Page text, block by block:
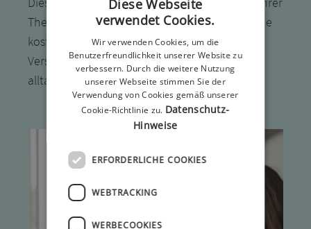
Therapie zu unterstützen und ihnen durch eine
kostengünstige und individuell abgestimmte
Versorgung, kompetente Beratung und
alltagsbegleitenden Service Hilfen zu bieten.
Diese Webseite
verwendet Cookies.
Wir verwenden Cookies, um die
Benutzerfreundlichkeit unserer Website zu
verbessern. Durch die weitere Nutzung
unserer Webseite stimmen Sie der
Verwendung von Cookies gemäß unserer
Cookie-Richtlinie zu. Datenschutz-
Hinweise
ERFORDERLICHE COOKIES
WEBTRACKING
WERBECOOKIES